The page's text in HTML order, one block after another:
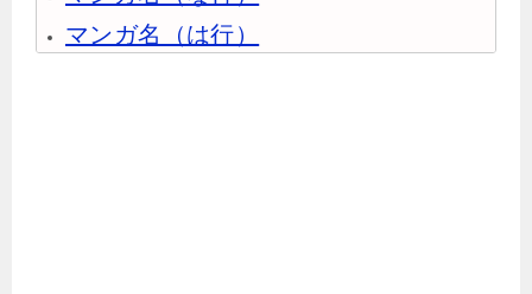
マンガ名（は行）